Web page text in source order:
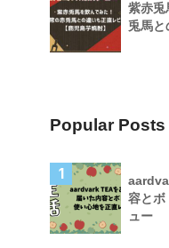
紫赤兎
兎馬と
Popular Posts
1
容とボ
ュー